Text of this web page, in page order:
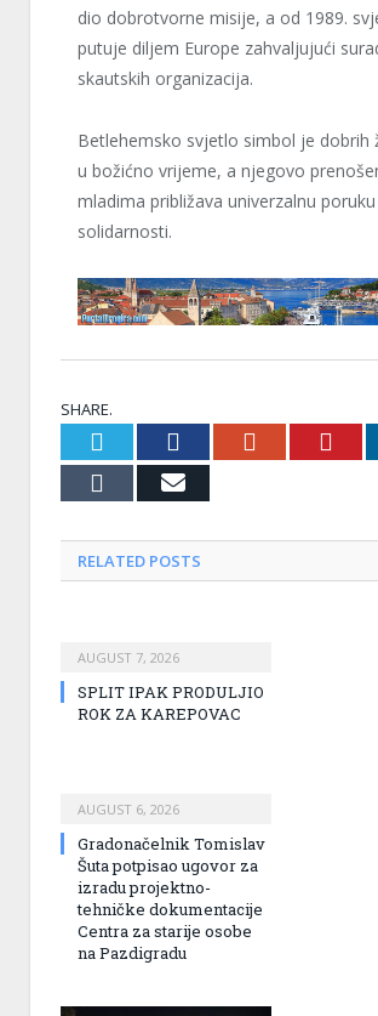
dio dobrotvorne misije, a od 1989.
putuje diljem Europe zahvaljujući
skautskih organizacija.
Betlehemsko svjetlo simbol je dobrih
u božićno vrijeme, a njegovo
mladima približava univerzalnu
solidarnosti.
SHARE.
TwitterFacebook
TumblrEmail
RELATED POSTS
AUGUST 7, 2026
SPLIT IPAK PRODULJIO
ROK ZA KAREPOVAC
AUGUST 6, 2026
Gradonačelnik Tomislav
Šuta potpisao ugovor za
izradu projektno-
tehničke dokumentacije
Centra za starije osobe
na Pazdigradu